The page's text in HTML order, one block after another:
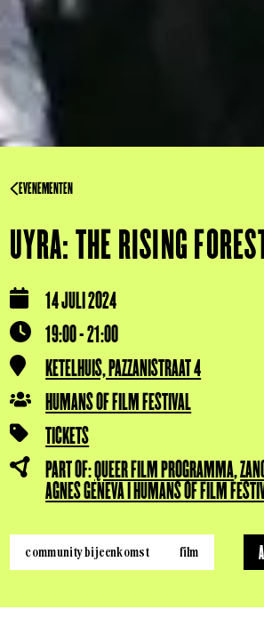
EVENEMENTEN
UYRA: THE RISING
14 JULI 2024
19:00 - 21:00
KETELHUIS, PAZZANISTRAAT 4
HUMANS OF FILM FESTIVAL
TICKETS
PART OF:QUEER FILM PROGRAMMA,
AGNES GENEVA | HUMANS OF FILM
community bijeenkomst film